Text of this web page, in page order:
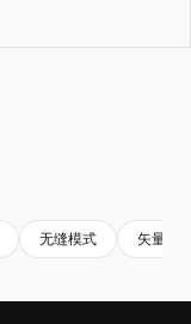
无缝模式 矢量插